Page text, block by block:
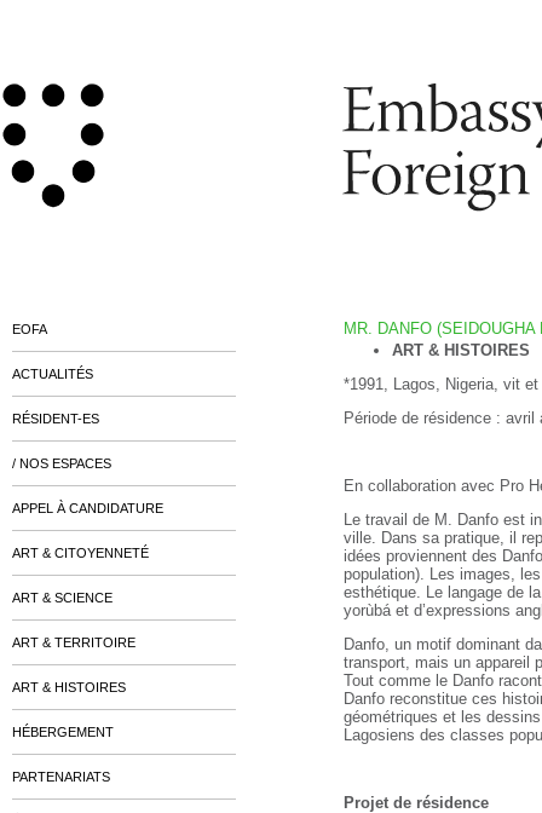
MR. DANFO
ART & HISTOIRES
*1991, Lagos, Nigeria, vit
Période de résidence : avril
En collaboration avec Pro
Le travail de M. Danfo est
ville. Dans sa pratique, il
idées proviennent des
population). Les images,
esthétique. Le langage de
yorùbá et d’expressions
Danfo, un motif dominant
transport, mais un appareil
Tout comme le Danfo
Danfo reconstitue ces
géométriques et les
Lagosiens des classes
Projet de résidence
EOFA
ACTUALITÉS
RÉSIDENT-ES
/ NOS ESPACES
APPEL À CANDIDATURE
ART & CITOYENNETÉ
ART & SCIENCE
ART & TERRITOIRE
ART & HISTOIRES
HÉBERGEMENT
PARTENARIATS